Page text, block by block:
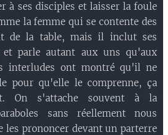
à ses disciples et laisser la foule
la femme qui se contente des
de la table, mais il inclut ses
parle autant aux uns qu'aux
interludes ont montré qu'il ne
pour qu'elle le comprenne, ça
On s'attache souvent à la
sans réellement nous
les prononcer devant un parterre